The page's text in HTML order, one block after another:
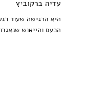
עדיה ברקוביץ
היא הרגישה שעוד
הכעס והייאוש